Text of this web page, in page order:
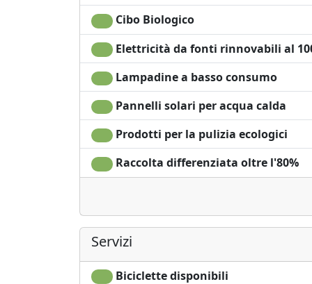
Cibo Biologico
Elettricità da fonti rinnovabili al
Lampadine a basso consumo
Pannelli solari per acqua calda
Prodotti per la pulizia ecologici
Raccolta differenziata oltre l'80%
Servizi
Biciclette disponibili